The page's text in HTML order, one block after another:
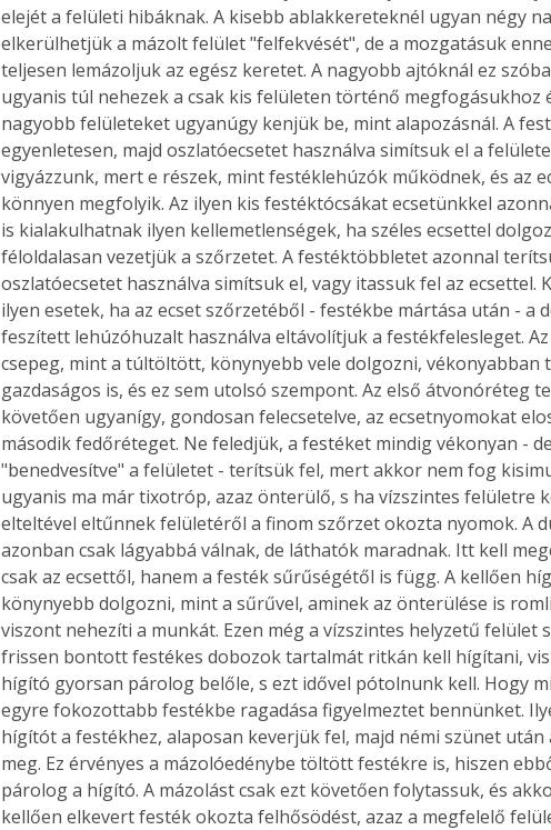
elejét a felületi hibáknak. A kisebb ablakkereteknél ugyan négy
elkerülhetjük a mázolt felület "felfekvését", de a mozgatásuk
teljesen lemázoljuk az egész keretet. A nagyobb ajtóknál ez
ugyanis túl nehezek a csak kis felületen történő megfogásukhoz
nagyobb felületeket ugyanúgy kenjük be, mint alapozásnál. A
egyenletesen, majd oszlatóecsetet használva simítsuk el a
vigyázzunk, mert e részek, mint festéklehúzók működnek, és az
könnyen megfolyik. Az ilyen kis festéktócsákat ecsetünkkel
is kialakulhatnak ilyen kellemetlenségek, ha széles ecsettel
féloldalasan vezetjük a szőrzetet. A festéktöbbletet azonnal
oszlatóecsetet használva simítsuk el, vagy itassuk fel az ecsettel.
ilyen esetek, ha az ecset szőrzetéből - festékbe mártása után - a
feszített lehúzóhuzalt használva eltávolítjuk a festékfelesleget.
csepeg, mint a túltöltött, könynyebb vele dolgozni, vékonyabban
gazdaságos is, és ez sem utolsó szempont. Az első átvonóréteg
követően ugyanígy, gondosan felecsetelve, az ecsetnyomokat
második fedőréteget. Ne feledjük, a festéket mindig vékonyan -
"benedvesítve" a felületet - terítsük fel, mert akkor nem fog
ugyanis ma már tixotróp, azaz önterülő, s ha vízszintes felületre
elteltével eltűnnek felületéről a finom szőrzet okozta nyomok. A
azonban csak lágyabbá válnak, de láthatók maradnak. Itt kell
csak az ecsettől, hanem a festék sűrűségétől is függ. A kellően
könynyebb dolgozni, mint a sűrűvel, aminek az önterülése is
viszont nehezíti a munkát. Ezen még a vízszintes helyzetű felület
frissen bontott festékes dobozok tartalmát ritkán kell hígítani,
hígító gyorsan párolog belőle, s ezt idővel pótolnunk kell. Hogy
egyre fokozottabb festékbe ragadása figyelmeztet bennünket.
hígítót a festékhez, alaposan keverjük fel, majd némi szünet
meg. Ez érvényes a mázolóedénybe töltött festékre is, hiszen
párolog a hígító. A mázolást csak ezt követően folytassuk, és
kellően elkevert festék okozta felhősödést, azaz a megfelelő